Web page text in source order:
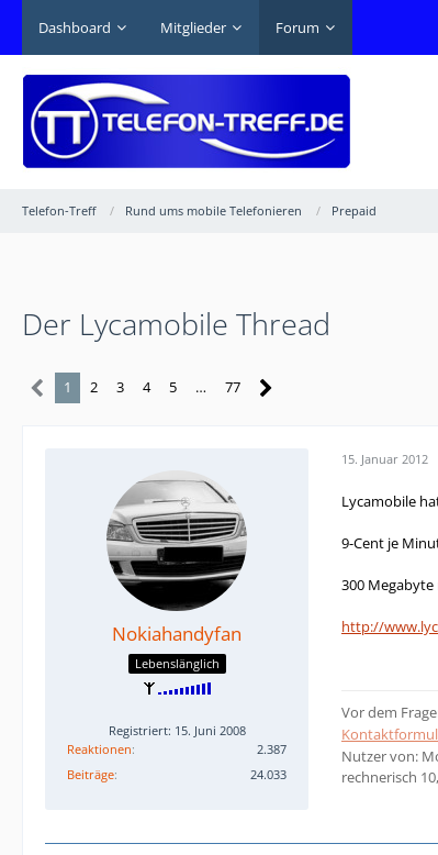
Dashboard Mitglieder Forum
Telefon-Treff Rund ums mobile Telefonieren Prepaid
Der Lycamobile Thread
1 2 3 4 5 … 77
Nokiahandyfan
Lebenslänglich
Registriert: 15. Juni 2008
Reaktionen
2.387
Beiträge
24.033
15. Januar 2012
Lycamobile
9-Cent je
300
http://
Vor dem
Nutzer von:
rechnerisch